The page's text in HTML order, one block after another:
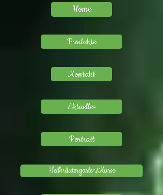
Home
Produkte
Kontakt
Aktuelles
Portrait
Heilkräutergarten/Kurse